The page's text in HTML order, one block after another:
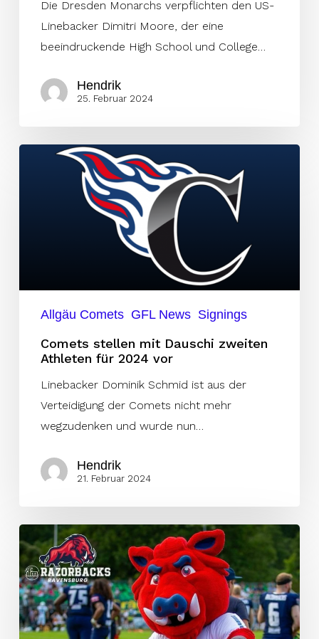
Die Dresden Monarchs verpflichten den US-
Linebacker Dimitri Moore, der eine
beeindruckende High School und College…
Hendrik
25. Februar 2024
Comets
Allgäu Comets GFL News Signings
Comets stellen mit Dauschi zweiten
Athleten für 2024 vor
Linebacker Dominik Schmid ist aus der
Verteidigung der Comets nicht mehr
wegzudenken und wurde nun…
Hendrik
21. Februar 2024
Razorbacks
bestätigen
zwei
Linebacker